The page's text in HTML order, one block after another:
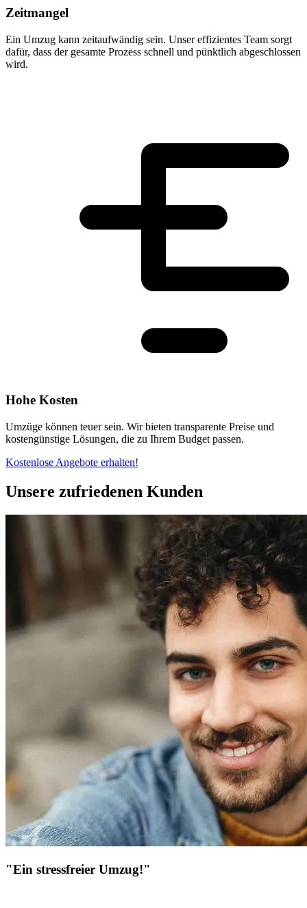
Zeitmangel
Ein Umzug kann zeitaufwändig sein. Unser effizientes Team sorgt
dafür, dass der gesamte Prozess schnell und pünktlich abgeschlossen
wird.
Hohe Kosten
Umzüge können teuer sein. Wir bieten transparente Preise und
kostengünstige Lösungen, die zu Ihrem Budget passen.
Kostenlose Angebote erhalten!
Unsere zufriedenen Kunden
"Ein stressfreier Umzug!"